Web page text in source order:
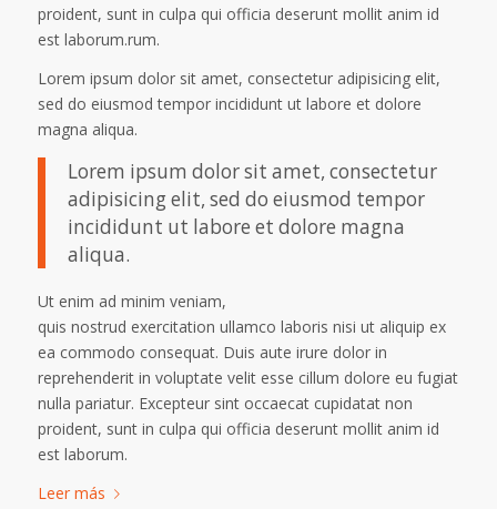
proident, sunt in culpa qui officia deserunt mollit anim id
est laborum.rum.
Lorem ipsum dolor sit amet, consectetur adipisicing elit,
sed do eiusmod tempor incididunt ut labore et dolore
magna aliqua.
Lorem ipsum dolor sit amet, consectetur
adipisicing elit, sed do eiusmod tempor
incididunt ut labore et dolore magna
aliqua.
Ut enim ad minim veniam,
quis nostrud exercitation ullamco laboris nisi ut aliquip ex
ea commodo consequat. Duis aute irure dolor in
reprehenderit in voluptate velit esse cillum dolore eu fugiat
nulla pariatur. Excepteur sint occaecat cupidatat non
proident, sunt in culpa qui officia deserunt mollit anim id
est laborum.
Leer más